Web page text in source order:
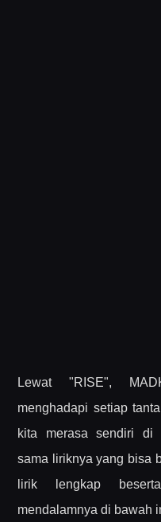
Lewat "RISE",
menghadapi setiap
kita merasa sendiri di
sama liriknya yang bisa
lirik lengkap
mendalamnya di bawah